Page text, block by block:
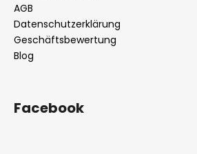
AGB
Datenschutzerklärung
Geschäftsbewertung
Blog
Facebook